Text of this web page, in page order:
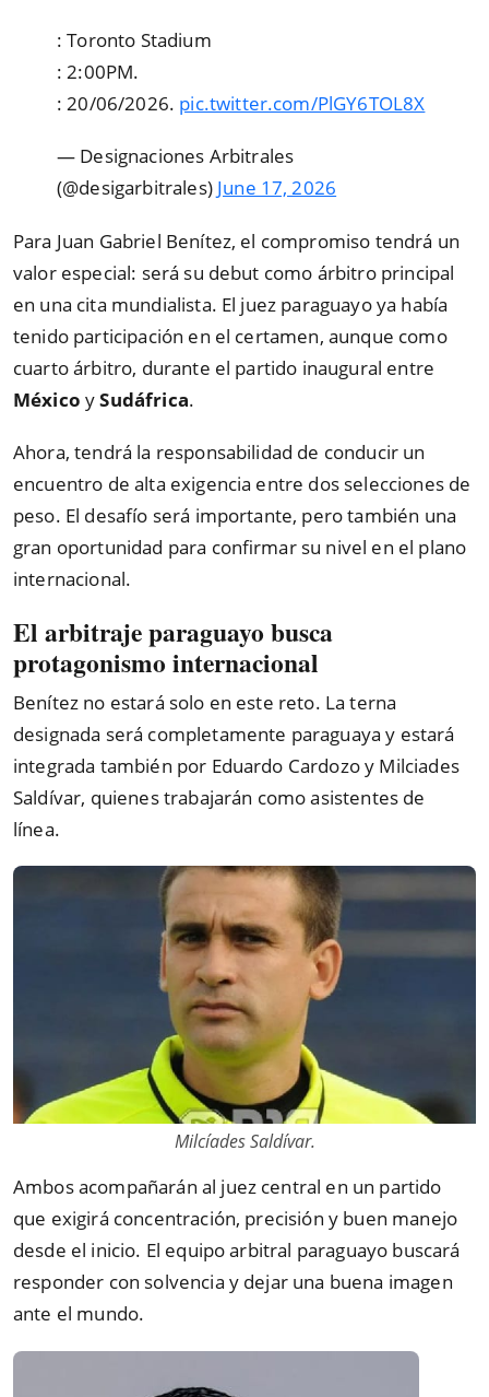
: Toronto Stadium
: 2:00PM.
: 20/06/2026. pic.twitter.com/PlGY6TOL8X
— Designaciones Arbitrales
(@desigarbitrales) June 17, 2026
Para Juan Gabriel Benítez, el compromiso tendrá un
valor especial: será su debut como árbitro principal
en una cita mundialista. El juez paraguayo ya había
tenido participación en el certamen, aunque como
cuarto árbitro, durante el partido inaugural entre
México ySudáfrica.
Ahora, tendrá la responsabilidad de conducir un
encuentro de alta exigencia entre dos selecciones de
peso. El desafío será importante, pero también una
gran oportunidad para confirmar su nivel en el plano
internacional.
El arbitraje paraguayo busca
protagonismo internacional
Benítez no estará solo en este reto. La terna
designada será completamente paraguaya y estará
integrada también por Eduardo Cardozo y Milciades
Saldívar, quienes trabajarán como asistentes de
línea.
Milcíades Saldívar.
Ambos acompañarán al juez central en un partido
que exigirá concentración, precisión y buen manejo
desde el inicio. El equipo arbitral paraguayo buscará
responder con solvencia y dejar una buena imagen
ante el mundo.